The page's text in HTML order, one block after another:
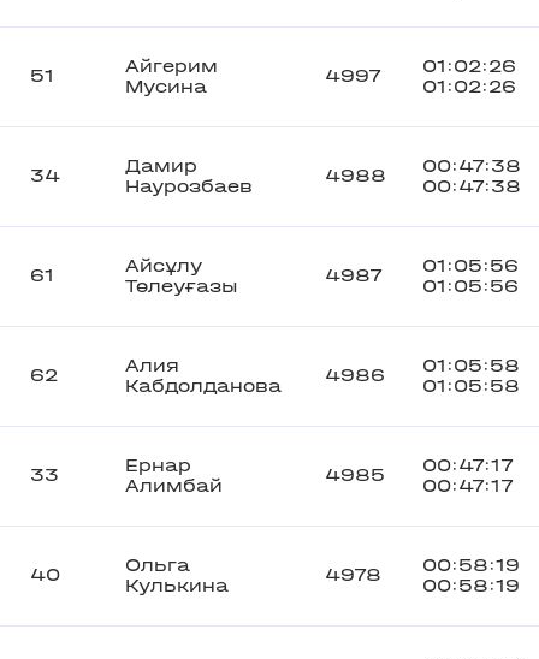
51
Айгерим
Мусина
4997
01:02:26
01:02:26
34
Дамир
Наурозбаев
4988
00:47:38
00:47:38
61
Айсұлу
Төлеуғазы
4987
01:05:56
01:05:56
62
Алия
Кабдолданова
4986
01:05:58
01:05:58
33
Ернар
Алимбай
4985
00:47:17
00:47:17
40
Ольга
Кулькина
4978
00:58:19
00:58:19